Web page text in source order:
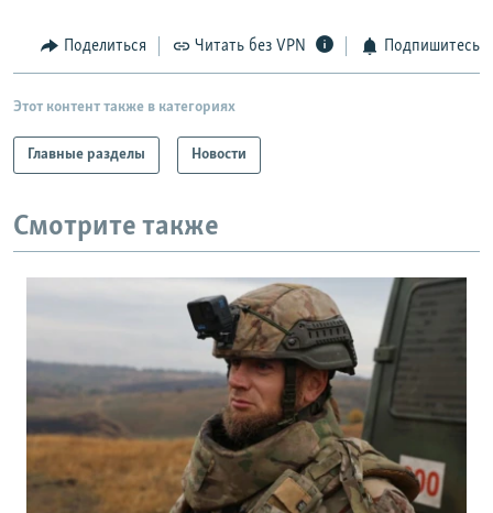
Поделиться Читать без VPN Подпишитесь
Этот контент также в категориях
Главные разделы Новости
Смотрите также